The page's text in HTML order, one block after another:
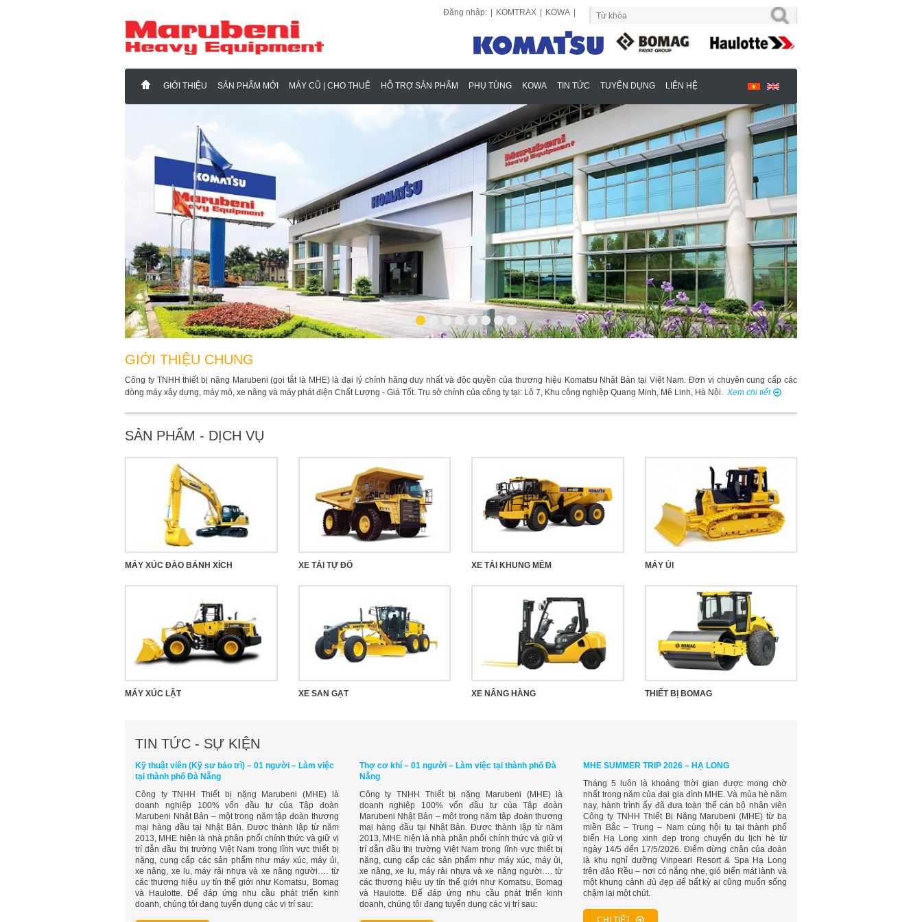
Đăng nhập: KOMTRAX KOWA
GIỚI THIỆU SẢN PHẨM MỚI MÁY CŨ | CHO THUÊ HỖ TRỢ SẢN PHẨM PHỤ TÙNG KOWA TIN TỨC TUYỂN DỤNG LIÊN HỆ
GIỚI THIỆU CHUNG
Công ty TNHH thiết bị nặng Marubeni (gọi tắt là MHE) là đại lý chính hãng duy nhất và độc quyền của thương hiệu Komatsu Nhật Bản tại Việt Nam. Đơn vị chuyên cung cấp các
dòng máy xây dựng, máy mỏ, xe nâng và máy phát điện Chất Lượng - Giá Tốt. Trụ sở chính của công ty tại: Lô 7, Khu công nghiệp Quang Minh, Mê Linh, Hà Nội. Xem chi tiết
SẢN PHẨM - DỊCH VỤ
MÁY XÚC ĐÀO BÁNH XÍCH XE TẢI TỰ ĐỔ XE TẢI KHUNG MỀM MÁY ỦI
MÁY XÚC LẬT XE SAN GẠT XE NÂNG HÀNG THIẾT BỊ BOMAG
TIN TỨC - SỰ KIỆN
Kỹ thuật viên (Kỹ sư bảo trì) – 01 người – Làm việc
tại thành phố Đà Nẵng
Công ty TNHH Thiết bị nặng Marubeni (MHE) là
doanh nghiệp 100% vốn đầu tư của Tập đoàn
Marubeni Nhật Bản – một trong năm tập đoàn thương
mại hàng đầu tại Nhật Bản. Được thành lập từ năm
2013, MHE hiện là nhà phân phối chính thức và giữ vị
trí dẫn đầu thị trường Việt Nam trong lĩnh vực thiết bị
nặng, cung cấp các sản phẩm như máy xúc, máy ủi,
xe nâng, xe lu, máy rải nhựa và xe nâng người…. từ
các thương hiệu uy tín thế giới như Komatsu, Bomag
và Haulotte. Để đáp ứng nhu cầu phát triển kinh
doanh, chúng tôi đang tuyển dụng các vị trí sau:
Thợ cơ khí – 01 người – Làm việc tại thành phố Đà
Nẵng
Công ty TNHH Thiết bị nặng Marubeni (MHE) là
doanh nghiệp 100% vốn đầu tư của Tập đoàn
Marubeni Nhật Bản – một trong năm tập đoàn thương
mại hàng đầu tại Nhật Bản. Được thành lập từ năm
2013, MHE hiện là nhà phân phối chính thức và giữ vị
trí dẫn đầu thị trường Việt Nam trong lĩnh vực thiết bị
nặng, cung cấp các sản phẩm như máy xúc, máy ủi,
xe nâng, xe lu, máy rải nhựa và xe nâng người…. từ
các thương hiệu uy tín thế giới như Komatsu, Bomag
và Haulotte. Để đáp ứng nhu cầu phát triển kinh
doanh, chúng tôi đang tuyển dụng các vị trí sau:
MHE SUMMER TRIP 2026 – HẠ LONG
Tháng 5 luôn là khoảng thời gian được mong chờ
nhất trong năm của đại gia đình MHE. Và mùa hè năm
nay, hành trình ấy đã đưa toàn thể cán bộ nhân viên
Công ty TNHH Thiết Bị Nặng Marubeni (MHE) từ ba
miền Bắc – Trung – Nam cùng hội tụ tại thành phố
biển Hạ Long xinh đẹp trong chuyến du lịch hè từ
ngày 14/5 đến 17/5/2026. Điểm dừng chân của đoàn
là khu nghỉ dưỡng Vinpearl Resort & Spa Hạ Long
trên đảo Rều – nơi có nắng nhẹ, gió biển mát lành và
một khung cảnh đủ đẹp để bất kỳ ai cũng muốn sống
chậm lại một chút.
CHI TIẾT